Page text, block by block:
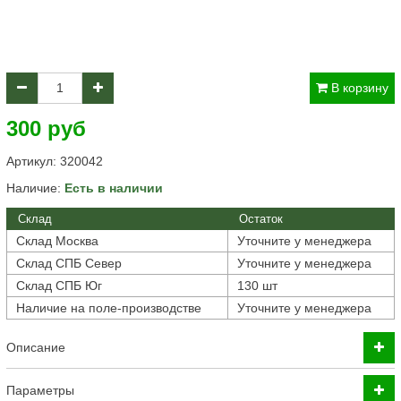
В корзину
300 руб
Артикул: 320042
Наличие: Есть в наличии
Склад Остаток
Склад Москва
Уточните у менеджера
Склад СПБ Север
Уточните у менеджера
Склад СПБ Юг
130 шт
Наличие на поле-производстве
Уточните у менеджера
Описание
Параметры